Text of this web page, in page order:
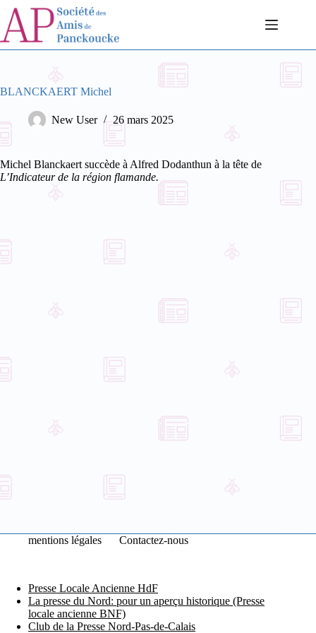
Passer
contenu
BLANCKAERT Michel
New User 26 mars 2025
Michel Blanckaert succède à Alfred Dodanthun à la tête de
L’Indicateur de la région flamande.
mentions légales Contactez-nous
Presse Locale Ancienne HdF
La presse du Nord: pour un aperçu historique (Presse
locale ancienne BNF)
Club de la Presse Nord-Pas-de-Calais